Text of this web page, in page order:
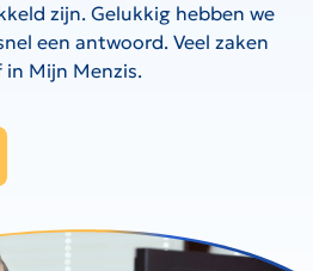
zijn. Gelukkig hebben we
een antwoord. Veel zaken
in Mijn Menzis.